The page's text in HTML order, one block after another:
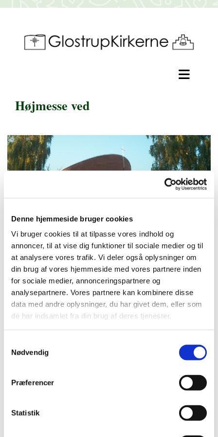
Denne hjemmeside bruger cookies
Vi bruger cookies til at tilpasse vores indhold og
annoncer, til at vise dig funktioner til sociale medier og til
at analysere vores trafik. Vi deler også oplysninger om
din brug af vores hjemmeside med vores partnere inden
for sociale medier, annonceringspartnere og
analysepartnere. Vores partnere kan kombinere disse
data med andre oplysninger, du har givet dem, eller som
de har indsamlet fra din brug af deres tjenester.
Nødvendig
Præferencer
Statistik
Højmesse ved
Søndag 23. maj 2027, kl. 10:30
Østervangkirken, Dommervangen 2, 2600